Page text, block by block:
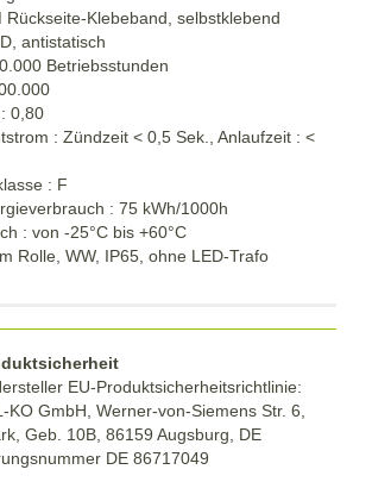
Rückseite-Klebeband, selbstklebend
antistatisch
Betriebsstunden
0,80
: Zündzeit < 0,5 Sek., Anlaufzeit : <
: F
: 75 kWh/1000h
: von -25°C bis +60°C
Rolle, WW, IP65, ohne LED-Trafo
EU-Produktsicherheitsrichtlinie:
KO GmbH, Werner-von-Siemens Str. 6,
Geb. 10B, 86159 Augsburg, DE
DE 86717049